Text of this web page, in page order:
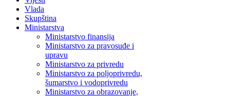
Vlada
Skupština
Ministarstva
Ministarstvo finansija
Ministarstvo za pravosuđe i
upravu
Ministarstvo za privredu
Ministarstvo za poljoprivredu,
šumarstvo i vodoprivredu
Ministarstvo za obrazovanje,